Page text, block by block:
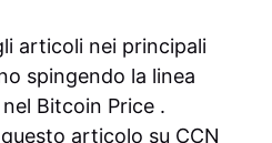
articoli nei principali
spingendo la linea
nel Bitcoin Price .
articolo su CCN